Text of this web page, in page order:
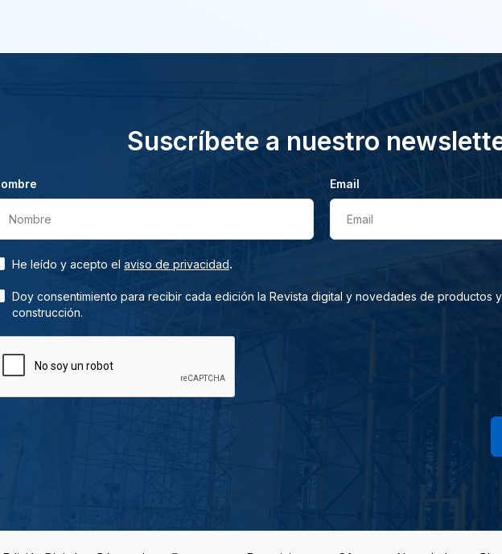
Suscríbete a nuestro
Nombre
Email
Email
He leído y acepto el aviso de privacidad.
Doy consentimiento para recibir cada edición la Revista digital y novedades de productos
construcción.